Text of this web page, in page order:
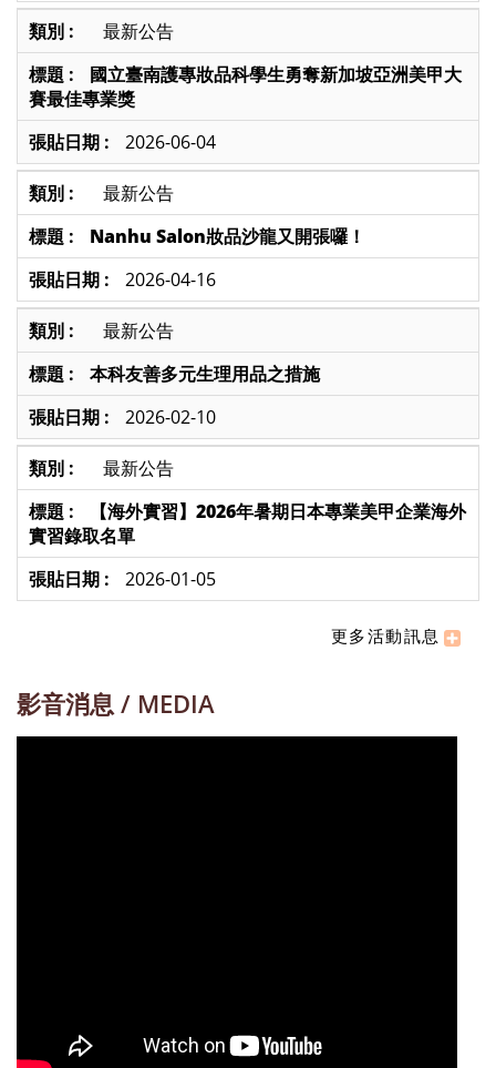
最新公告
國立臺南護專妝品科學生勇奪新加坡亞洲美甲大
賽最佳專業獎
2026-06-04
最新公告
Nanhu Salon妝品沙龍又開張囉！
2026-04-16
最新公告
本科友善多元生理用品之措施
2026-02-10
最新公告
【海外實習】2026年暑期日本專業美甲企業海外
實習錄取名單
2026-01-05
更多活動訊息
影音消息 / MEDIA